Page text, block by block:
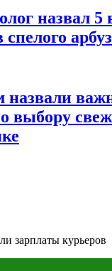
назвал 5
назвали
выбору
зарплаты курьеров